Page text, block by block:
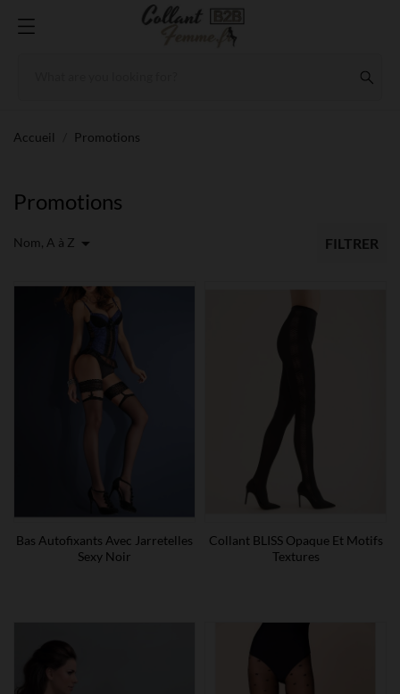
Accueil Promotions
Promotions
Nom, A à Z  FILTRER
Bas Autofixants Avec Jarretelles
Sexy Noir
Collant BLISS Opaque Et Motifs
Textures